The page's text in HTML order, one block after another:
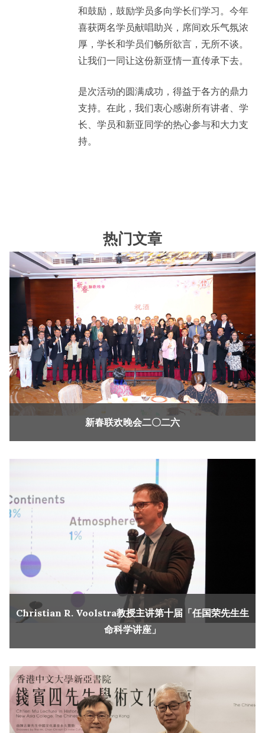
和鼓励，鼓励学员多向学长们学习。今年
喜获两名学员献唱助兴，席间欢乐气氛浓
厚，学长和学员们畅所欲言，无所不谈。
让我们一同让这份新亚情一直传承下去。
是次活动的圆满成功，得益于各方的鼎力
支持。在此，我们衷心感谢所有讲者、学
长、学员和新亚同学的热心参与和大力支
持。
热门文章
新春联欢晚会二〇二六
Christian R. Voolstra教授主讲第十届「任国荣先生生
命科学讲座」